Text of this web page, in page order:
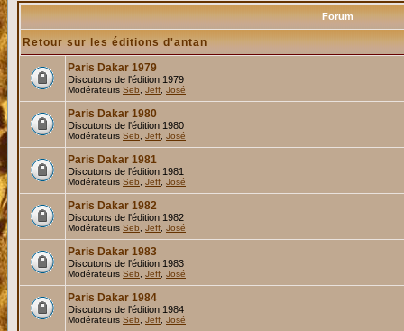
Forum
Retour sur les éditions d'antan
Paris Dakar 1979
Discutons de l'édition 1979
Modérateurs Seb Jeff José
Paris Dakar 1980
Discutons de l'édition 1980
Modérateurs Seb Jeff José
Paris Dakar 1981
Discutons de l'édition 1981
Modérateurs Seb Jeff José
Paris Dakar 1982
Discutons de l'édition 1982
Modérateurs Seb Jeff José
Paris Dakar 1983
Discutons de l'édition 1983
Modérateurs Seb Jeff José
Paris Dakar 1984
Discutons de l'édition 1984
Modérateurs Seb Jeff José